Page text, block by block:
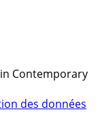
in Contemporary
des données